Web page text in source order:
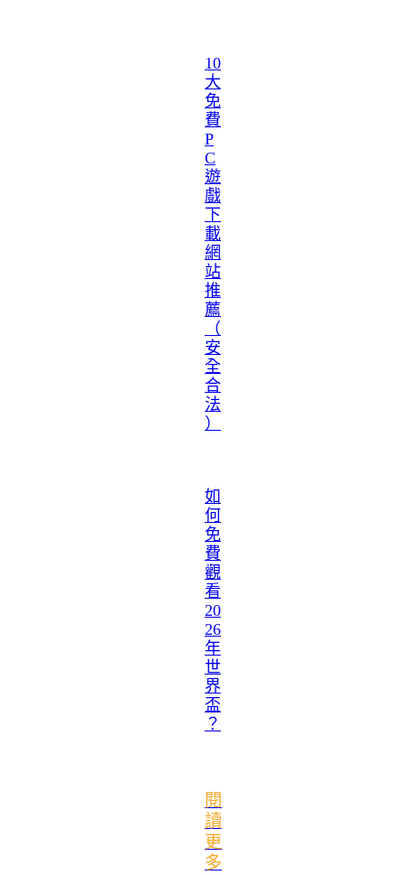
10
大
免
費
P
C
遊
戲
下
載
網
站
推
薦
（
安
全
合
法
）
如
何
免
費
觀
看
20
26
年
世
界
盃
？
閱
讀
更
多